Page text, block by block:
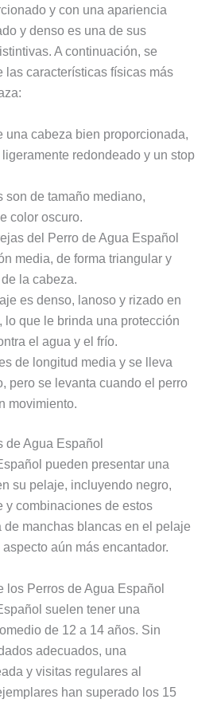
y con una apariencia
y denso es una de sus
A continuación, se
las características físicas más
una cabeza bien proporcionada,
redondeado y un stop
son de tamaño mediano,
color oscuro.
del Perro de Agua Español
media, de forma triangular y
la cabeza.
es denso, lanoso y rizado en
lo que le brinda una protección
el agua y el frío.
de longitud media y se lleva
pero se levanta cuando el perro
movimiento.
de Agua Español
pueden presentar una
su pelaje, incluyendo negro,
y combinaciones de estos
manchas blancas en el pelaje
aún más encantador.
los Perros de Agua Español
suelen tener una
de 12 a 14 años. Sin
adecuados, una
y visitas regulares al
han superado los 15